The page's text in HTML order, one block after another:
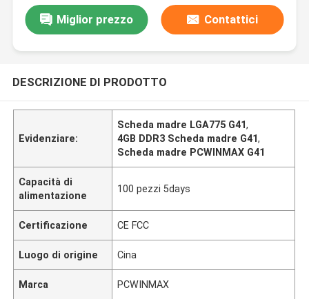
Miglior prezzo Contattici
DESCRIZIONE DI PRODOTTO
Evidenziare:
Scheda madre LGA775 G41,
4GB DDR3 Scheda madre G41,
Scheda madre PCWINMAX G41
Capacità di
alimentazione
100 pezzi 5days
Certificazione CE FCC
Luogo di origine Cina
Marca PCWINMAX